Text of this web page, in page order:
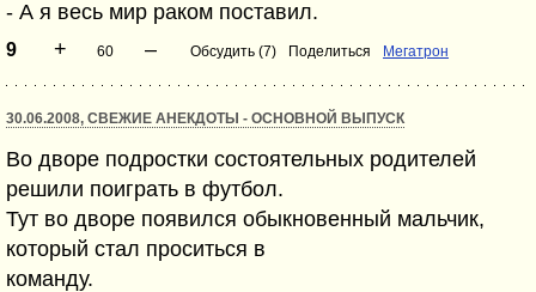
- А я весь мир раком поставил.
9 + 60 – Обсудить (7) Поделиться Мегатрон
30.06.2008, СВЕЖИЕ АНЕКДОТЫ - ОСНОВНОЙ ВЫПУСК
Во дворе подростки состоятельных родителей
решили поиграть в футбол.
Тут во дворе появился обыкновенный мальчик,
который стал проситься в
команду.